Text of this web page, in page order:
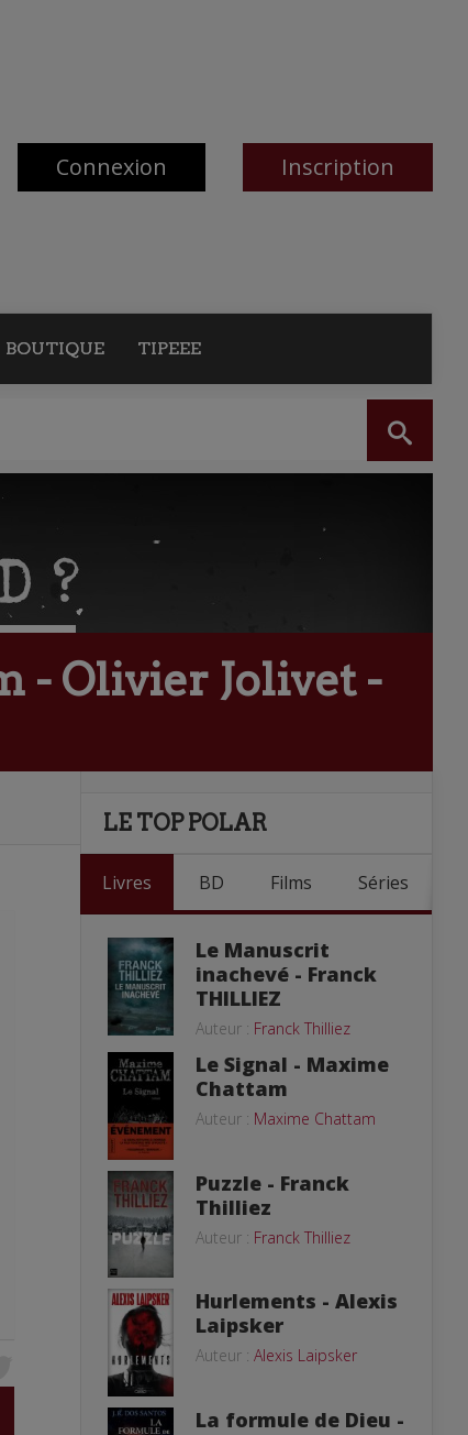
Connexion Inscription
BOUTIQUE TIPEEE
- Olivier Jolivet -
LE TOP POLAR
Livres BD Films Séries
Le Manuscrit
inachevé - Franck
THILLIEZ
Auteur : Franck Thilliez
Le Signal - Maxime
Chattam
Auteur : Maxime Chattam
Puzzle - Franck
Thilliez
Auteur : Franck Thilliez
Hurlements - Alexis
Laipsker
Auteur : Alexis Laipsker
La formule de Dieu -